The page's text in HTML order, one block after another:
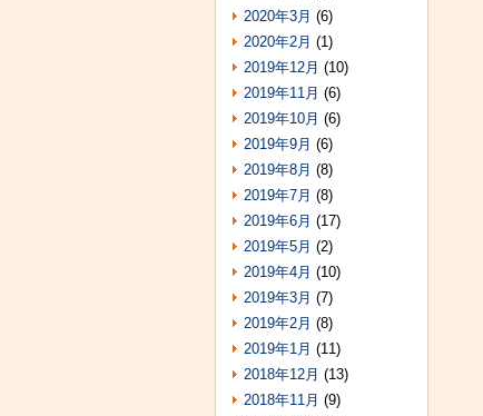
2020年3月 (6)
2020年2月 (1)
2019年12月 (10)
2019年11月 (6)
2019年10月 (6)
2019年9月 (6)
2019年8月 (8)
2019年7月 (8)
2019年6月 (17)
2019年5月 (2)
2019年4月 (10)
2019年3月 (7)
2019年2月 (8)
2019年1月 (11)
2018年12月 (13)
2018年11月 (9)